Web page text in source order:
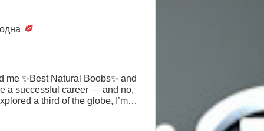
✨Best Natural Boobs✨ and